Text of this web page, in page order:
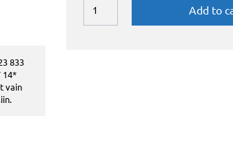
833
14*
vain
Add to